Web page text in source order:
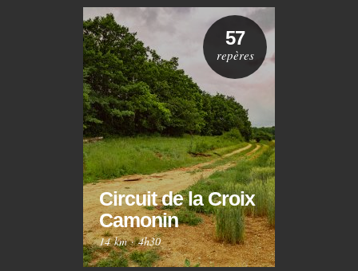
Circuit de la Croix
Camonin
14 km·4h30
57
repères